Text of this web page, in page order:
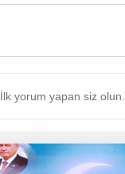
İlk yorum yapan siz olun.